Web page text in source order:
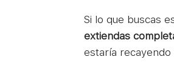
Si lo que buscas
extiendas
estaría